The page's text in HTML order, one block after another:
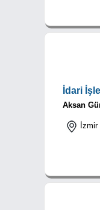
İdari
Aksan
İzmir